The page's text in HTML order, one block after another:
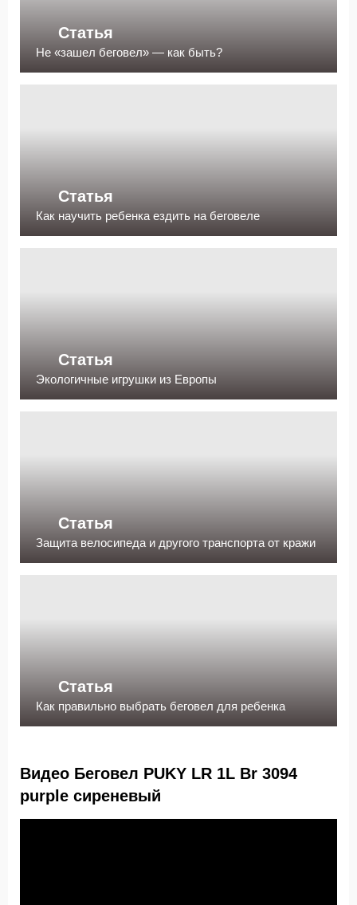
Статья
Не «зашел беговел» — как быть?
Статья
Как научить ребенка ездить на беговеле
Статья
Экологичные игрушки из Европы
Статья
Защита велосипеда и другого транспорта от кражи
Статья
Как правильно выбрать беговел для ребенка
Видео Беговел PUKY LR 1L Br 3094
purple сиреневый